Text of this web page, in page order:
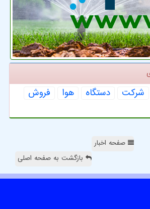
شركت دستگاه هوا
فروش
صفحه اخبار
بازگشت به صفحه اصلی